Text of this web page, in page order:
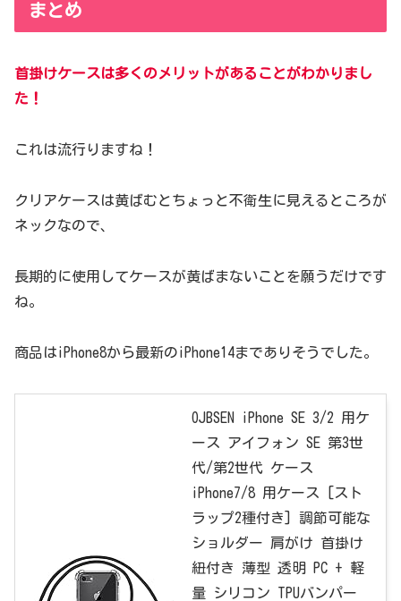
まとめ
首掛けケースは多くのメリットがあることがわかりまし
た！
これは流行りますね！
クリアケースは黄ばむとちょっと不衛生に見えるところが
ネックなので、
長期的に使用してケースが黄ばまないことを願うだけです
ね。
商品はiPhone8から最新のiPhone14までありそうでした。
OJBSEN iPhone SE 3/2 用ケ
ース アイフォン SE 第3世
代/第2世代 ケース
iPhone7/8 用ケース [スト
ラップ2種付き] 調節可能な
ショルダー 肩がけ 首掛け
紐付き 薄型 透明 PC + 軽
量 シリコン TPUバンパー